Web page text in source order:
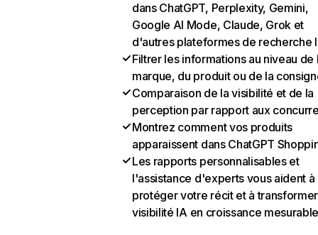
dans ChatGPT, Perplexity, Gemini,
Google AI Mode, Claude, Grok et
d'autres plateformes de recherche
Filtrer les informations au niveau de
marque, du produit ou de la
Comparaison de la visibilité et de la
perception par rapport aux
Montrez comment vos produits
apparaissent dans ChatGPT
Les rapports personnalisables et
l'assistance d'experts vous aident à
protéger votre récit et à
visibilité IA en croissance